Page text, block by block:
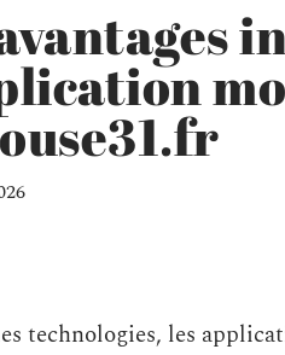
technologies, les